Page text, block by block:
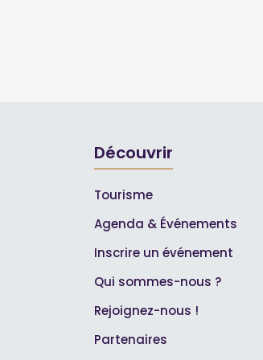
Découvrir
Tourisme
Agenda & Événements
Inscrire un événement
Qui sommes-nous ?
Rejoignez-nous !
Partenaires